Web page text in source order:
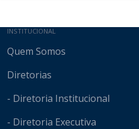
Mapa do site
INSTITUCIONAL
Quem Somos
Diretorias
- Diretoria Institucional
- Diretoria Executiva